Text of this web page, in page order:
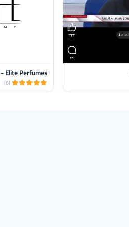
Elite Perfumes - النخبة للعطور
(6)